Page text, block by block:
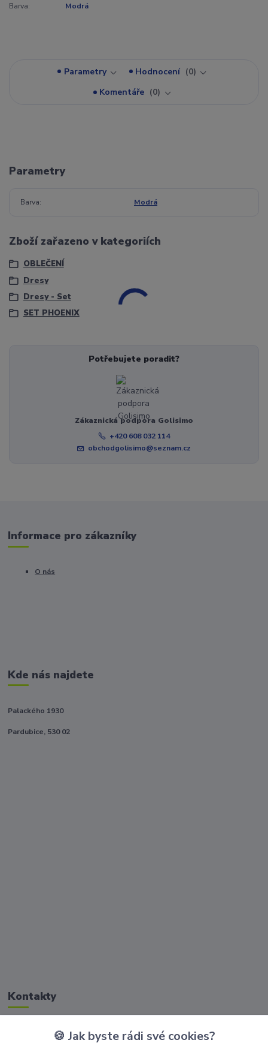
Barva:
Modrá
Parametry Hodnocení
0
Komentáře
0
Parametry
Barva Modrá
Zboží zařazeno v kategoriích
OBLEČENÍ
Dresy
Dresy - Set
SET PHOENIX
Potřebujete poradit?
Zákaznická podpora Golisimo
+420 608 032 114
obchodgolisimo@seznam.cz
Informace pro zákazníky
O nás
Kde nás najdete
Palackého 1930
Pardubice, 530 02
Kontakty
Zákaznická podpora Golisimo
🍪 Jak byste rádi své cookies?